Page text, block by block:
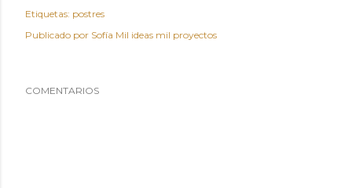
Etiquetas: postres
Publicado por Sofía Mil ideas mil proyectos
COMENTARIOS